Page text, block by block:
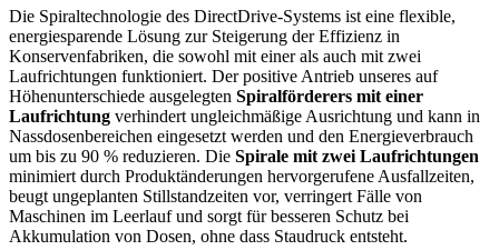
Die Spiraltechnologie des DirectDrive-Systems ist eine flexible,
energiesparende Lösung zur Steigerung der Effizienz in
Konservenfabriken, die sowohl mit einer als auch mit zwei
Laufrichtungen funktioniert. Der positive Antrieb unseres auf
Höhenunterschiede ausgelegten Spiralförderers mit einer
Laufrichtung verhindert ungleichmäßige Ausrichtung und kann in
Nassdosenbereichen eingesetzt werden und den Energieverbrauch
um bis zu 90 % reduzieren. Die Spirale mit zwei Laufrichtungen
minimiert durch Produktänderungen hervorgerufene Ausfallzeiten,
beugt ungeplanten Stillstandzeiten vor, verringert Fälle von
Maschinen im Leerlauf und sorgt für besseren Schutz bei
Akkumulation von Dosen, ohne dass Staudruck entsteht.